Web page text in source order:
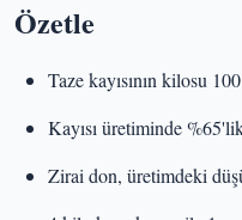
Özetle
Taze kayısının kilosu
Kayısı üretiminde
Zirai don, üretimdeki